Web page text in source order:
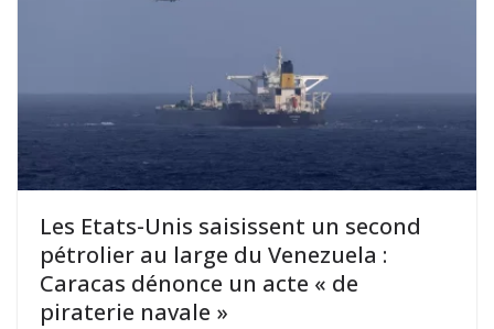
Les Etats-Unis saisissent un second
pétrolier au large du Venezuela :
Caracas dénonce un acte « de
piraterie navale »